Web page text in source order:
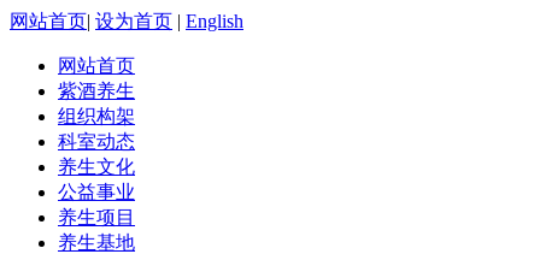
网站首页| 设为首页 | English
网站首页
紫酒养生
组织构架
科室动态
养生文化
公益事业
养生项目
养生基地